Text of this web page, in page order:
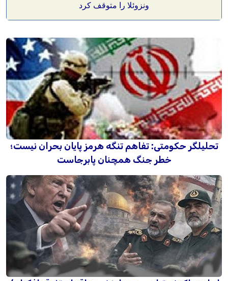
ونزوئلا را متوقف کرد
تحلیلگر حکومتی: تفاهم تنگه هرمز پایان بحران نیست؛
خطر جنگ همچنان پابرجاست